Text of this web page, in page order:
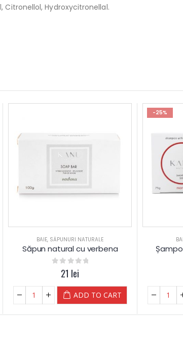
Citronellol, Hydroxycitronellal.
BAIE, SĂPUNURI NATURALE
Săpun natural cu verbena
out of 5
21 lei
ADD TO CART
-25%